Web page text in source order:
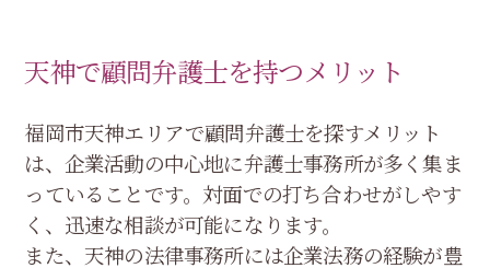
天神で顧問弁護士を持つメリット
福岡市天神エリアで顧問弁護士を探すメリット
は、企業活動の中心地に弁護士事務所が多く集ま
っていることです。対面での打ち合わせがしやす
く、迅速な相談が可能になります。
また、天神の法律事務所には企業法務の経験が豊